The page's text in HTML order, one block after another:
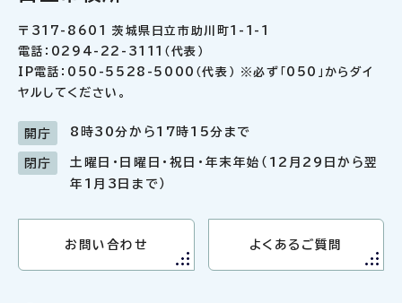
〒317-8601 茨城県日立市助川町1-1-1
電話：0294-22-3111（代表）
IP電話：050-5528-5000（代表） ※必ず「050」からダイ
ヤルしてください。
開庁 8時30分から17時15分まで
閉庁
土曜日・日曜日・祝日・年末年始（12月29日から翌
年1月3日まで）
お問い合わせ よくあるご質問